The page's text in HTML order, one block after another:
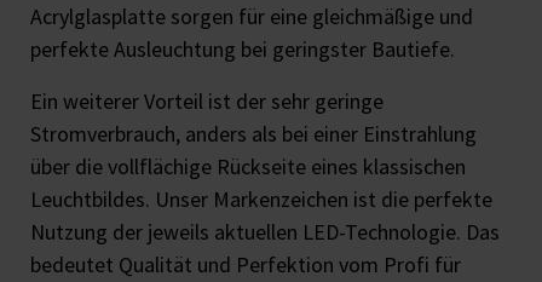
Acrylglasplatte sorgen für eine gleichmäßige und
perfekte Ausleuchtung bei geringster Bautiefe.
Ein weiterer Vorteil ist der sehr geringe
Stromverbrauch, anders als bei einer Einstrahlung
über die vollflächige Rückseite eines klassischen
Leuchtbildes. Unser Markenzeichen ist die perfekte
Nutzung der jeweils aktuellen LED-Technologie. Das
bedeutet Qualität und Perfektion vom Profi für